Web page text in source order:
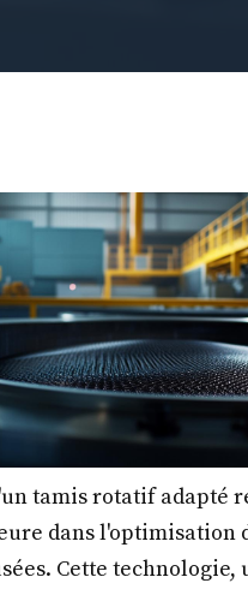
tamis rotatif adapté
dans l'optimisation
Cette technologie,